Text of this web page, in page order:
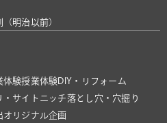
（明治以前）
体験授業体験 DIY・リフォーム
・サイト ニッチ落とし穴・穴掘り
オリジナル企画